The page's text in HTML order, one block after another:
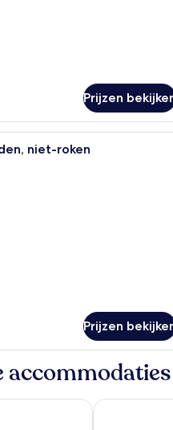
Prijzen
Een hotelkamer met een
niet-roken
Prijzen
accommodaties
Mamaia Beach by IHG
Continental